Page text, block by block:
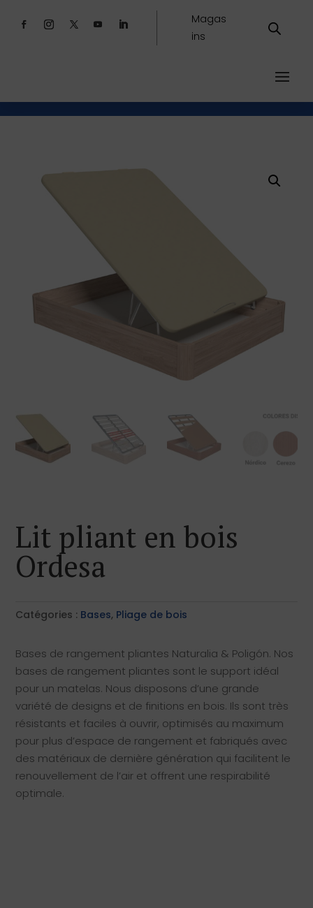
Magas
ins
Lit pliant en bois
Ordesa
Catégories : Bases, Pliage de bois
Bases de rangement pliantes Naturalia & Poligón. Nos
bases de rangement pliantes sont le support idéal
pour un matelas. Nous disposons d’une grande
variété de designs et de finitions en bois. Ils sont très
résistants et faciles à ouvrir, optimisés au maximum
pour plus d’espace de rangement et fabriqués avec
des matériaux de dernière génération qui facilitent le
renouvellement de l’air et offrent une respirabilité
optimale.